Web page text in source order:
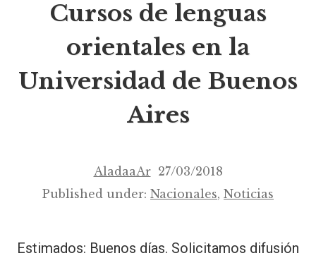
Cursos de lenguas
orientales en la
Universidad de Buenos
Aires
AladaaAr 27/03/2018
Published under: Nacionales, Noticias
Estimados: Buenos días. Solicitamos difusión